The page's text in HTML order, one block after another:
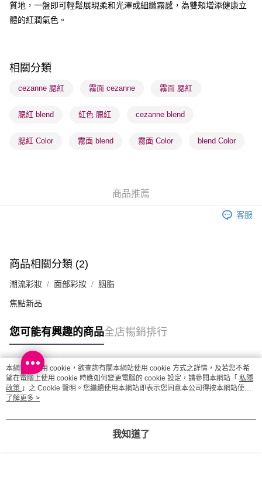
順豐自助櫃 - 確認發貨後1-3個工作天送達
每筆HK$65.00，滿HK$300.00或以上免運費
每筆HK$65.00，滿HK$300.00或以上免運費
確認發貨後1-3 工作天送達，訂單將隨機分配至SF順豐速運或京東
每筆HK$65.00，滿HK$300.00或以上免運費
(香港門市) 只顯示可選門市。確認發貨後2-5個工作天到店，3天內
(澳門門市) 只顯示可選門市。確認發貨後2-5個工作天到店，3天內
質地，一盤即可輕鬆展現柔和光澤或細緻霧感，為雙頰增添健康立
體的紅潤氣色。
相關分類
cezanne 腮紅 霧面 cezanne 霧面 腮紅
腮紅 blend 紅色 腮紅 cezanne blend
腮紅 Color 霧面 blend 霧面 Color blend Color
商品推薦
客服
商品相關分類 (2)
潮流彩妝 面部彩妝 胭脂
焦點新品
您可能有興趣的商品全店暢銷排行
熱門標籤
熱銷排行
本網站中使用 cookie，欲查詢有關本網站使用 cookie 方式之詳情，及若您不希
望在電腦上使用 cookie 時應如何變更電腦的 cookie 設定，請參閱本網站「 私隱
政策 」之 Cookie 聲明。您繼續使用本網站即表示您同意本公司得按本網站使用
條款之 Cookie 聲明使用 cookie。
了解更多 >
我知道了